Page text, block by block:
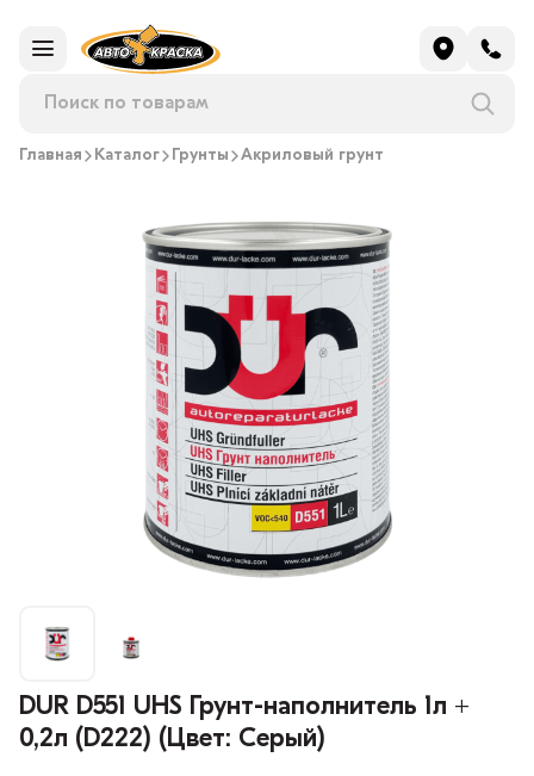
Главная Каталог Грунты Акриловый грунт
DUR D551 UHS Грунт-наполнитель 1л +
0,2л (D222) (Цвет: Серый)